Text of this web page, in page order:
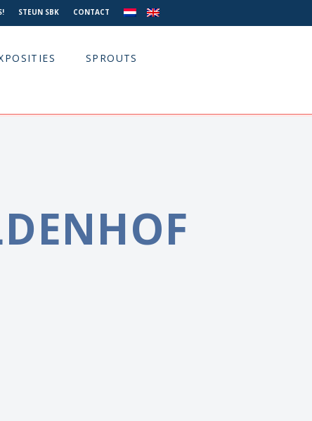
STEUN SBK CONTACT
SPROUTS